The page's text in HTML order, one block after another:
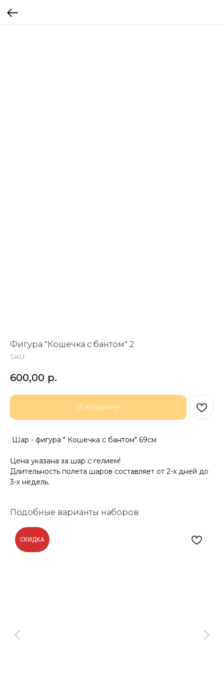
Фигура "Кошечка с бантом" 2
SKU:
600,00 р.
В корзину
Шар - фигура " Кошечка с бантом" 69см
Цена указана за шар с гелием!
Длительность полета шаров составляет от 2-х дней до
3-х недель.
Подобные варианты наборов:
СКИДКА